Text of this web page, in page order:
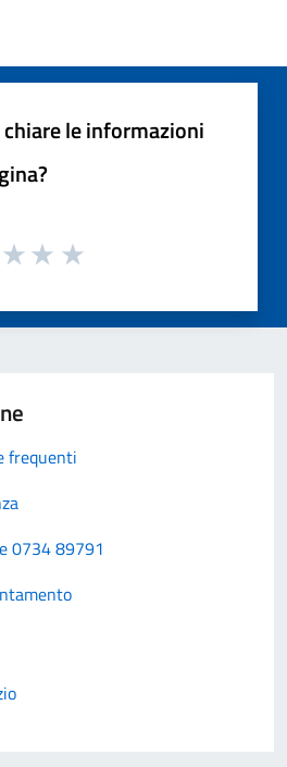
le informazioni
frequenti
0734 89791